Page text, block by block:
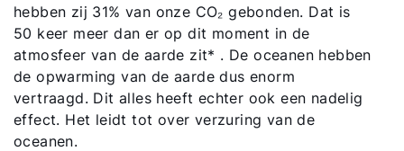
hebben zij 31% van onze CO₂ gebonden. Dat is
50 keer meer dan er op dit moment in de
atmosfeer van de aarde zit* . De oceanen hebben
de opwarming van de aarde dus enorm
vertraagd. Dit alles heeft echter ook een nadelig
effect. Het leidt tot over verzuring van de
oceanen.